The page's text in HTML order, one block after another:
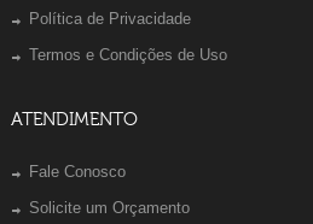
Política de Privacidade
Termos e Condições de Uso
ATENDIMENTO
Fale Conosco
Solicite um Orçamento